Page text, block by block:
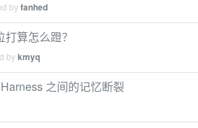
byfanhed
算怎么蹬？
bykmyq
之间的记忆断裂